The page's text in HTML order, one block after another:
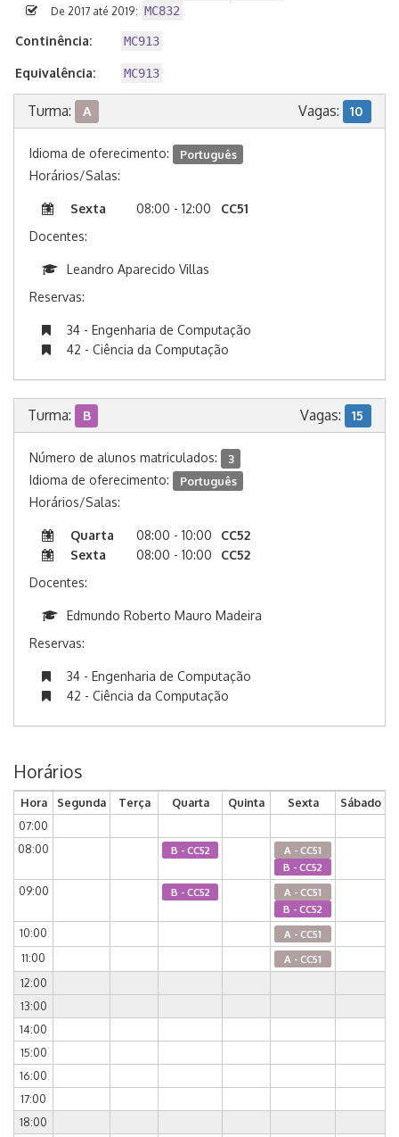
De 2017 até 2019: MC832
Continência: MC913
Equivalência: MC913
Turma: A Vagas: 10
Idioma de oferecimento: Português
Horários/Salas:
Sexta 08:00 - 12:00
CC51
Docentes:
Leandro Aparecido Villas
Reservas:
34 - Engenharia de Computação
42 - Ciência da Computação
Turma: B Vagas: 15
Número de alunos matriculados: 3
Idioma de oferecimento: Português
Horários/Salas:
Quarta 08:00 - 10:00
CC52
Sexta
08:00 - 10:00
CC52
Docentes:
Edmundo Roberto Mauro Madeira
Reservas:
34 - Engenharia de Computação
42 - Ciência da Computação
Horários
Hora Segunda Terça Quarta Quinta Sexta
Sábado
07:00
08:00
B - CC52
A - CC51
B - CC52
09:00 B - CC52
A - CC51
B - CC52
10:00 A - CC51
11:00 A - CC51
12:00
13:00
14:00
15:00
16:00
17:00
18:00